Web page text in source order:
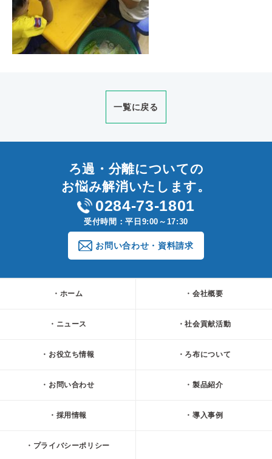
一覧に戻る
ろ過・分離についての
お悩み解消いたします。
0284-73-1801
受付時間：平日9:00～17:30
お問い合わせ・資料請求
ホーム 会社概要
ニュース 社会貢献活動
お役立ち情報 ろ布について
お問い合わせ 製品紹介
採用情報 導入事例
プライバシーポリシー